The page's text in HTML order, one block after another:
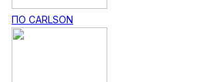
ПО CARLSON